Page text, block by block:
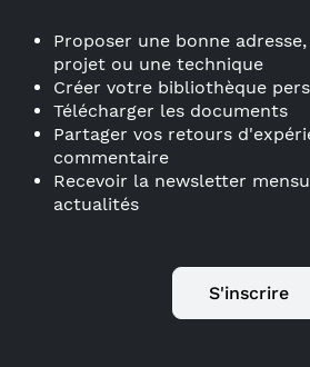
Proposer une bonne
projet ou une technique
Créer votre bibliothèque
Télécharger les documents
Partager vos retours
commentaire
Recevoir la newsletter
actualités
S'inscrire